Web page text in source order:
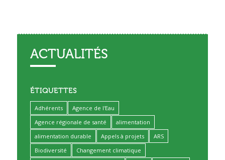
ACTUALITÉS
ÉTIQUETTES
Adhérents
Agence de l'Eau
Agence régionale de santé
alimentation
alimentation durable
Appels à projets
ARS
Biodiversité
Changement climatique